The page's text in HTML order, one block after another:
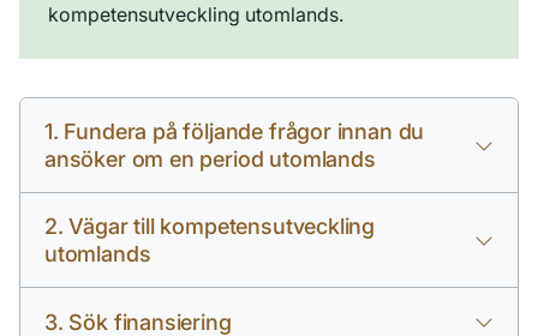
kompetensutveckling utomlands.
1. Fundera på följande frågor innan du
ansöker om en period utomlands
2. Vägar till kompetensutveckling
utomlands
3. Sök finansiering